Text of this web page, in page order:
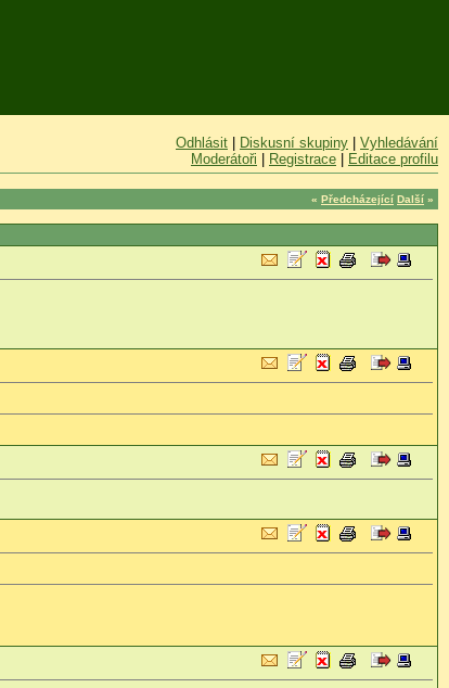
Odhlásit Diskusní skupiny
Vyhledávání
Moderátoři
Registrace Editace profilu
« Předcházející Další »